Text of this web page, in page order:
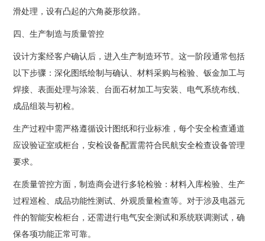
滑处理，设有凸起的六角菱形纹路。
四、生产制造与质量管控
设计方案经客户确认后，进入生产制造环节。这一阶段通常包括
以下步骤：深化图纸绘制与确认、材料采购与检验、钣金加工与
焊接、表面处理与涂装、台面石材加工与安装、电气系统布线、
成品组装与初检。
生产过程中需严格遵循设计图纸和行业标准，每个安全检查通道
应设验证室或柜台，安检设备配置需符合民航安全检查设备管理
要求。
在质量管控方面，制造商会进行多轮检验：材料入库检验、生产
过程巡检、成品功能性测试、外观质量检查等。对于涉及电器元
件的智能安检柜台，还需进行电气安全测试和系统联调测试，确
保各项功能正常可靠。